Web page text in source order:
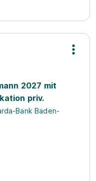
2027 mit
priv.
Bank Baden-